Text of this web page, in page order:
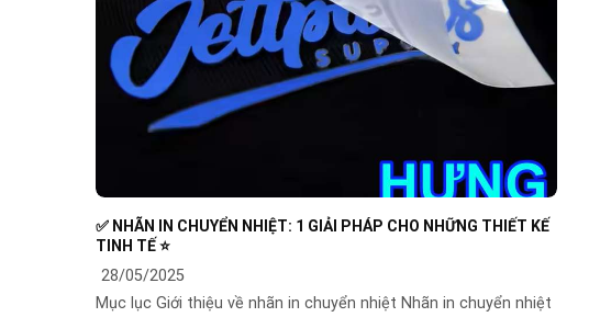
✅ NHÃN IN CHUYỂN NHIỆT: 1 GIẢI PHÁP CHO NHỮNG THIẾT KẾ
TINH TẾ ⭐️
28/05/2025
Mục lục Giới thiệu về nhãn in chuyển nhiệt Nhãn in chuyển nhiệt